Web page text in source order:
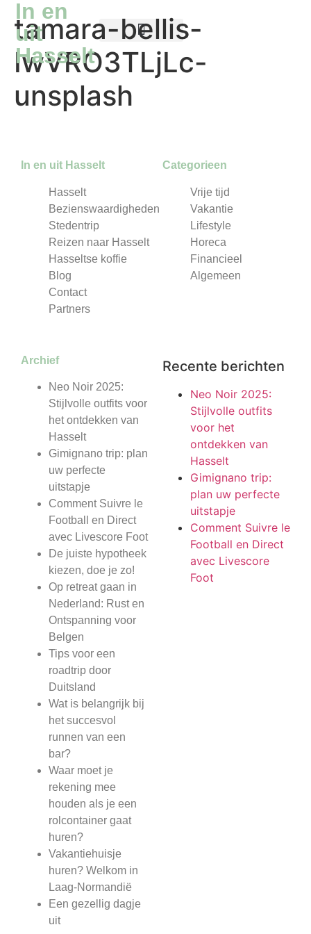
In en
uit
Hasselt
tamara-bellis-
IwVRO3TLjLc-
unsplash
In en uit Hasselt
Hasselt
Bezienswaardigheden
Stedentrip
Reizen naar Hasselt
Hasseltse koffie
Blog
Contact
Partners
Categorieen
Vrije tijd
Vakantie
Lifestyle
Horeca
Financieel
Algemeen
Archief
Neo Noir 2025:
Stijlvolle outfits voor
het ontdekken van
Hasselt
Gimignano trip: plan
uw perfecte
uitstapje
Comment Suivre le
Football en Direct
avec Livescore Foot
De juiste hypotheek
kiezen, doe je zo!
Op retreat gaan in
Nederland: Rust en
Ontspanning voor
Belgen
Tips voor een
roadtrip door
Duitsland
Wat is belangrijk bij
het succesvol
runnen van een
bar?
Waar moet je
rekening mee
houden als je een
rolcontainer gaat
huren?
Vakantiehuisje
huren? Welkom in
Laag-Normandië
Een gezellig dagje
uit
Recente berichten
Neo Noir 2025:
Stijlvolle outfits
voor het
ontdekken van
Hasselt
Gimignano trip:
plan uw perfecte
uitstapje
Comment Suivre le
Football en Direct
avec Livescore
Foot